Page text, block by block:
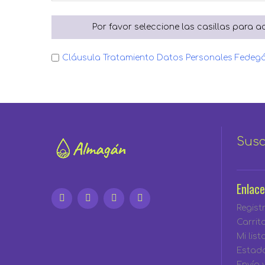
Por favor seleccione las casillas para
Cláusula Tratamiento Datos Personales
Mi